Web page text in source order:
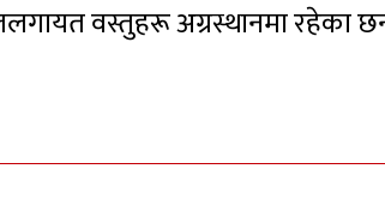
वस्तुहरू अग्रस्थानमा रहेका